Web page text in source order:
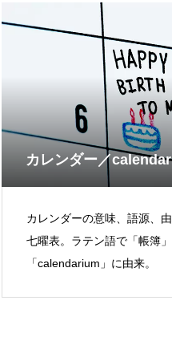
カレンダー／calendar
カレンダーの意味、語源、由
七曜表。ラテン語で「帳簿
「calendarium」に由来。